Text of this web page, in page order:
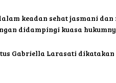
keadan sehat jasmani
didampingi kuasa
Gabriella Larasati